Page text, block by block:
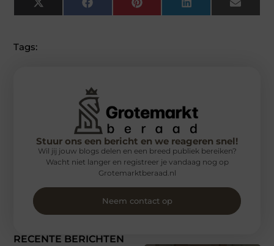
X
(Twitter)
FacebookPinterest LinkedIn Email
Tags:
RECENTE BERICHTEN
Stuur ons een bericht en we reageren snel!
Wil jij jouw blogs delen en een breed publiek bereiken?
Wacht niet langer en registreer je vandaag nog op
Grotemarktberaad.nl
Neem contact op